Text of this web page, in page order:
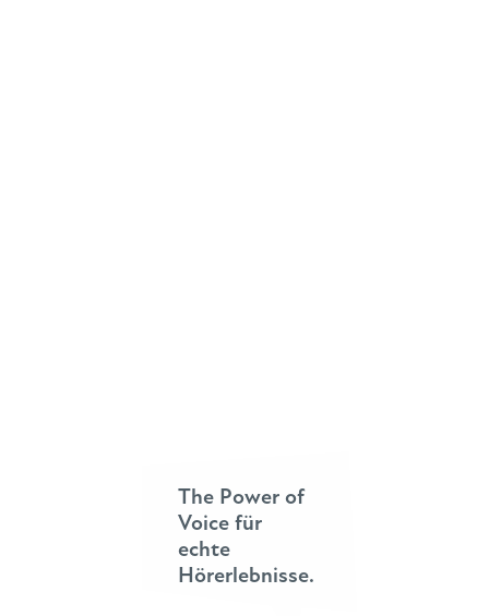
The Power of
Voice für
echte
Hörerlebnisse.